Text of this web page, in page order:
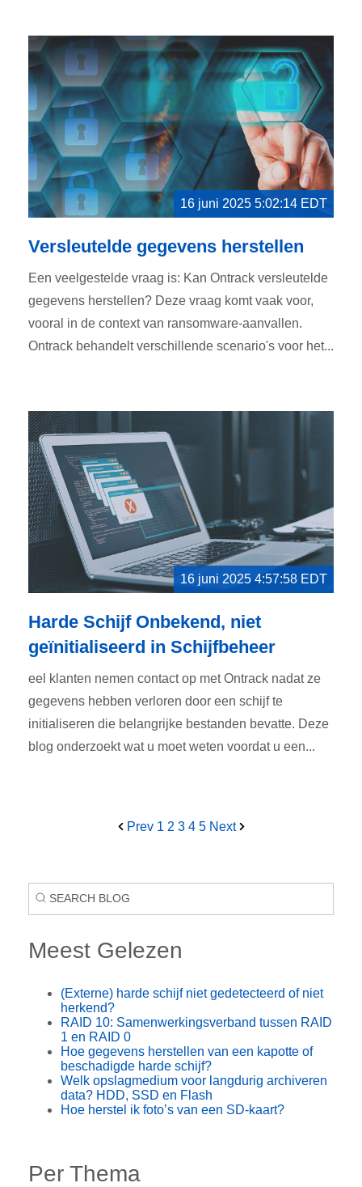
16 juni 2025 5:02:14 EDT
Versleutelde gegevens herstellen
Een veelgestelde vraag is: Kan Ontrack versleutelde
gegevens herstellen? Deze vraag komt vaak voor,
vooral in de context van ransomware-aanvallen.
Ontrack behandelt verschillende scenario's voor het...
16 juni 2025 4:57:58 EDT
Harde Schijf Onbekend, niet
geïnitialiseerd in Schijfbeheer
eel klanten nemen contact op met Ontrack nadat ze
gegevens hebben verloren door een schijf te
initialiseren die belangrijke bestanden bevatte. Deze
blog onderzoekt wat u moet weten voordat u een...
Prev 1 2 3 4 5 Next
Meest Gelezen
(Externe) harde schijf niet gedetecteerd of niet
herkend?
RAID 10: Samenwerkingsverband tussen RAID
1 en RAID 0
Hoe gegevens herstellen van een kapotte of
beschadigde harde schijf?
Welk opslagmedium voor langdurig archiveren
data? HDD, SSD en Flash
Hoe herstel ik foto’s van een SD-kaart?
Per Thema